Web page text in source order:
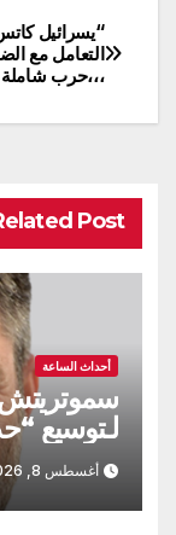
تصفّح
المقالات
“يسرائيل
التعامل مع
،،،حرب شاملة
Post
أحداث الساعة
لـتوسيع
أغسطس 8, 2026